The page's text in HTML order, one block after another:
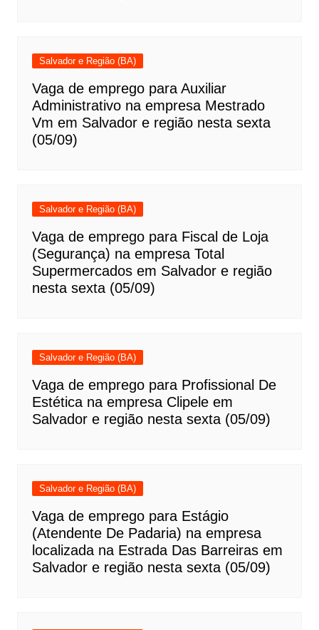
Salvador e Região (BA)
Vaga de emprego para Auxiliar
Administrativo na empresa Mestrado
Vm em Salvador e região nesta sexta
(05/09)
Salvador e Região (BA)
Vaga de emprego para Fiscal de Loja
(Segurança) na empresa Total
Supermercados em Salvador e região
nesta sexta (05/09)
Salvador e Região (BA)
Vaga de emprego para Profissional De
Estética na empresa Clipele em
Salvador e região nesta sexta (05/09)
Salvador e Região (BA)
Vaga de emprego para Estágio
(Atendente De Padaria) na empresa
localizada na Estrada Das Barreiras em
Salvador e região nesta sexta (05/09)